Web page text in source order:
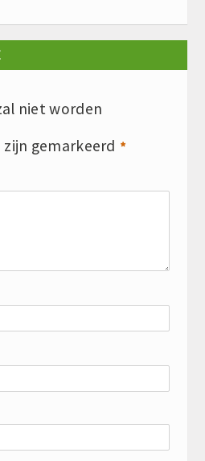
niet worden
gemarkeerd *